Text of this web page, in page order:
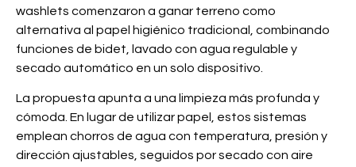
washlets comenzaron a ganar terreno como
alternativa al papel higiénico tradicional, combinando
funciones de bidet, lavado con agua regulable y
secado automático en un solo dispositivo.
La propuesta apunta a una limpieza más profunda y
cómoda. En lugar de utilizar papel, estos sistemas
emplean chorros de agua con temperatura, presión y
dirección ajustables, seguidos por secado con aire